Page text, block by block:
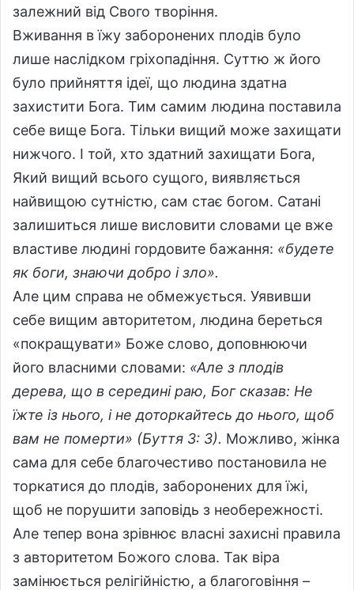
залежний від Свого творіння.
Вживання в їжу заборонених плодів було
лише наслідком гріхопадіння. Суттю ж його
було прийняття ідеї, що людина здатна
захистити Бога. Тим самим людина поставила
себе вище Бога. Тільки вищий може захищати
нижчого. І той, хто здатний захищати Бога,
Який вищий всього сущого, виявляється
найвищою сутністю, сам стає богом. Сатані
залишиться лише висловити словами це вже
властиве людині гордовите бажання: «будете
як боги, знаючи добро і зло».
Але цим справа не обмежується. Уявивши
себе вищим авторитетом, людина береться
«покращувати» Боже слово, доповнюючи
його власними словами: «Але з плодів
дерева, що в середині раю, Бог сказав: Не
їжте із нього, і не доторкайтесь до нього, щоб
вам не померти» (Буття 3: 3). Можливо, жінка
сама для себе благочестиво постановила не
торкатися до плодів, заборонених для їжі,
щоб не порушити заповідь з необережності.
Але тепер вона зрівнює власні захисні правила
з авторитетом Божого слова. Так віра
замінюється релігійністю, а благоговіння –